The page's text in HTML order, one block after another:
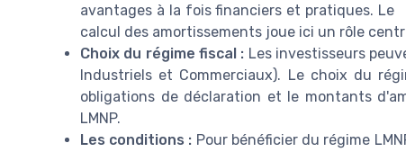
avantages à la fois financiers et pratiques. Le
calcul des amortissements joue ici un rôle
Choix du régime fiscal : Les investisseurs
Industriels et Commerciaux). Le choix du
obligations de déclaration et le montants
LMNP.
Les conditions : Pour bénéficier du régime